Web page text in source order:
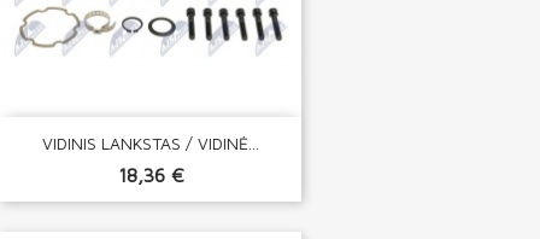
VIDINIS LANKSTAS / VIDINĖ...
18,36 €